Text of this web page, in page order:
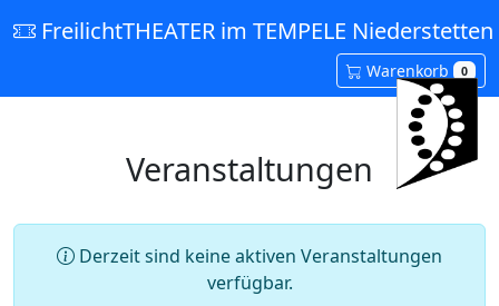
FreilichtTHEATER im TEMPELE Niederstetten
Warenkorb 0
Veranstaltungen
Derzeit sind keine aktiven Veranstaltungen
verfügbar.